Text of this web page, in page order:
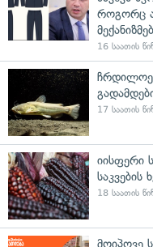
როგორც
16 საათის
17 საათის
იისფერი
საკვების
18 საათის
მოიპოვე